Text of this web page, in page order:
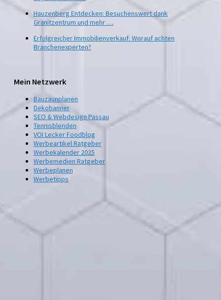
Hauzenberg Entdecken: Besuchenswert dank
Granitzentrum und mehr …
Erfolgreicher Immobilienverkauf: Worauf achten
Branchenexperten?
Mein Netzwerk
Bauzaunplanen
Dekobanner
SEO & Webdesign Passau
Tennisblenden
VOI Lecker Foodblog
Werbeartikel Ratgeber
Werbekalender 2025
Werbemedien Ratgeber
Werbeplanen
Werbetipps